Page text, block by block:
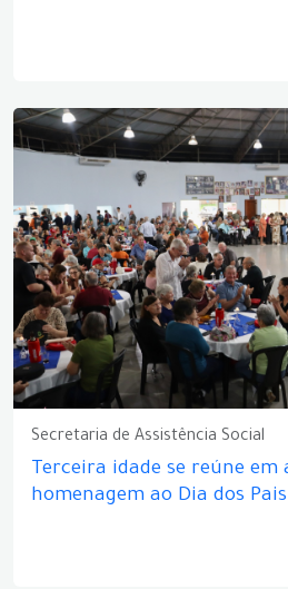
Secretaria de Assistência Social
Terceira idade se reúne em
homenagem ao Dia dos Pais